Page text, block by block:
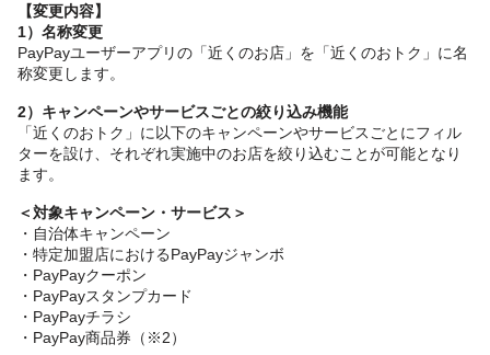
【変更内容】
1）名称変更
PayPayユーザーアプリの「近くのお店」を「近くのおトク」に名
称変更します。
2）キャンペーンやサービスごとの絞り込み機能
「近くのおトク」に以下のキャンペーンやサービスごとにフィル
ターを設け、それぞれ実施中のお店を絞り込むことが可能となり
ます。
＜対象キャンペーン・サービス＞
・自治体キャンペーン
・特定加盟店におけるPayPayジャンボ
・PayPayクーポン
・PayPayスタンプカード
・PayPayチラシ
・PayPay商品券（※2）